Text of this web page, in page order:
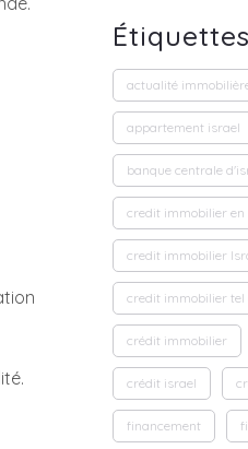
Étiquettes
actualité
appartement israel
banque centrale
credit immobilier en
credit immobilier
credit immobilier tel
crédit immobilier
crédit israel
financement